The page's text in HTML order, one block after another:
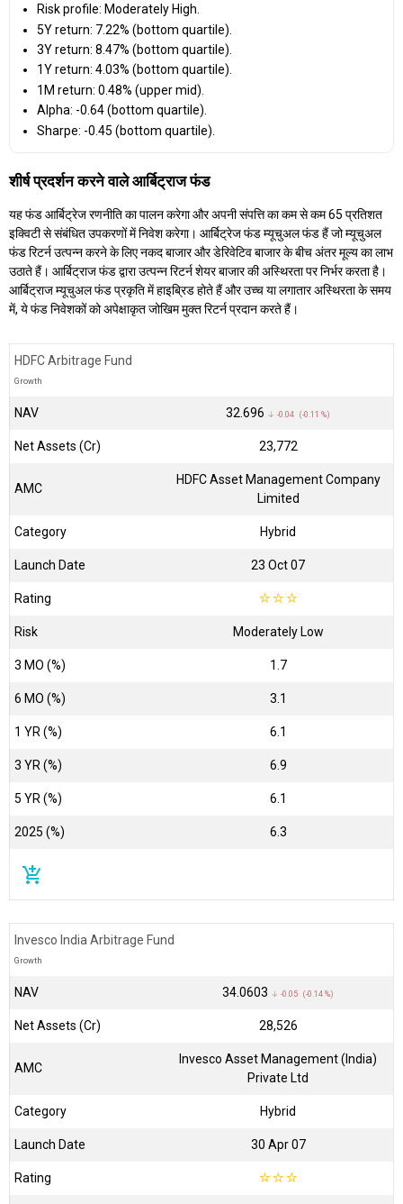
Risk profile: Moderately High.
5Y return: 7.22% (bottom quartile).
3Y return: 8.47% (bottom quartile).
1Y return: 4.03% (bottom quartile).
1M return: 0.48% (upper mid).
Alpha: -0.64 (bottom quartile).
Sharpe: -0.45 (bottom quartile).
शीर्ष प्रदर्शन करने वाले आर्बिट्राज फंड
यह फंड आर्बिट्रेज रणनीति का पालन करेगा और अपनी संपत्ति का कम से कम 65 प्रतिशत
इक्विटी से संबंधित उपकरणों में निवेश करेगा। आर्बिट्रेज फंड म्यूचुअल फंड हैं जो म्यूचुअल
फंड रिटर्न उत्पन्न करने के लिए नकद बाजार और डेरिवेटिव बाजार के बीच अंतर मूल्य का लाभ
उठाते हैं। आर्बिट्राज फंड द्वारा उत्पन्न रिटर्न शेयर बाजार की अस्थिरता पर निर्भर करता है।
आर्बिट्राज म्यूचुअल फंड प्रकृति में हाइब्रिड होते हैं और उच्च या लगातार अस्थिरता के समय
में, ये फंड निवेशकों को अपेक्षाकृत जोखिम मुक्त रिटर्न प्रदान करते हैं।
HDFC Arbitrage Fund
Growth
NAV ₹32.696 ↓ -0.04 (-0.11 %)
Net Assets (Cr) ₹23,772
AMC
HDFC Asset Management Company
Limited
Category Hybrid
Launch Date 23 Oct 07
Rating ☆☆☆
Risk Moderately Low
3 MO (%) 1.7
6 MO (%) 3.1
1 YR (%) 6.1
3 YR (%) 6.9
5 YR (%) 6.1
2025 (%) 6.3
add_shopping_cart
Invesco India Arbitrage Fund
Growth
NAV ₹34.0603 ↓ -0.05 (-0.14 %)
Net Assets (Cr) ₹28,526
AMC
Invesco Asset Management (India)
Private Ltd
Category Hybrid
Launch Date 30 Apr 07
Rating ☆☆☆